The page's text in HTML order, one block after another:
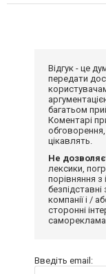
Відгук - це
передати
багатьом
Коментарі
цікавлять.
Не
лексики,
порівняння
компанії і /
сторонні
самореклама.
Введіть email: